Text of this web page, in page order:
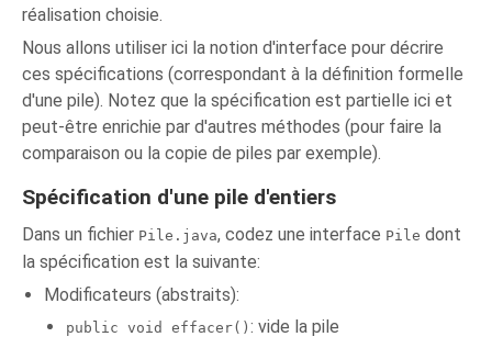
réalisation choisie.
Nous allons utiliser ici la notion d'interface pour décrire
ces spécifications (correspondant à la définition formelle
d'une pile). Notez que la spécification est partielle ici et
peut-être enrichie par d'autres méthodes (pour faire la
comparaison ou la copie de piles par exemple).
Spécification d'une pile d'entiers
Dans un fichier Pile.java, codez une interface Pile dont
la spécification est la suivante:
Modificateurs (abstraits):
public void effacer(): vide la pile